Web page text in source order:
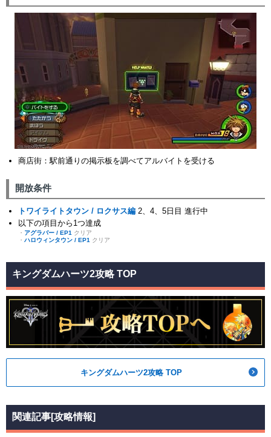
商店街：駅前通りの掲示板を調べてアルバイトを受ける
開放条件
トワイライトタウン / ロクサス編 2、4、5日目 進行中
以下の項目から1つ達成
・ アグラバー / EP1 クリア
・ ハロウィンタウン / EP1 クリア
キングダムハーツ2攻略 TOP
キングダムハーツ2攻略 TOP
関連記事[攻略情報]